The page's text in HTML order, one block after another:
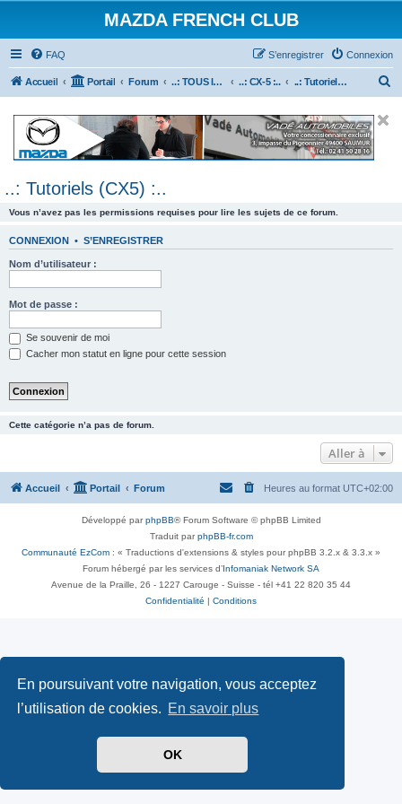
En poursuivant votre navigation, vous acceptez
l’utilisation de cookies. En savoir plus
OK
MAZDA FRENCH CLUB
FAQ Connexion
S’enregistrer
Accueil Portail Forum ..: TOUS les Véhicules MAZDA :.. ..: CX-5 :.. ..: Tutoriels (CX5) :..
e
..: Tutoriels (CX5) :..
Vous n’avez pas les permissions requises pour lire les sujets de ce forum.
CONNEXION • S’ENREGISTRER
Nom d’utilisateur :
Mot de passe :
Se souvenir de moi
Cacher mon statut en ligne pour cette session
Cette catégorie n’a pas de forum.
Aller à
Accueil Portail Forum Heures au format UTC+02:00
Développé parphpBB® Forum Software © phpBB Limited
Traduit parphpBB-fr.com
Communauté EzCom : « Traductions d'extensions & styles pour phpBB 3.2.x & 3.3.x »
Forum hébergé par les services d’ Infomaniak Network SA
Avenue de la Praille, 26 - 1227 Carouge - Suisse - tél +41 22 820 35 44
Confidentialité
Conditions